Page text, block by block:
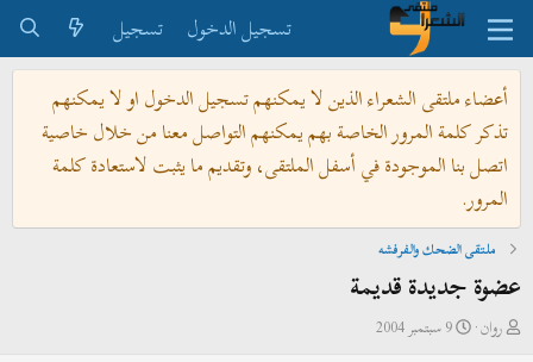
تسجيل الدخول
تسجيل
أعضاء ملتقى الشعراء الذين لا يمكنهم تسجيل الدخول او لا يمكنهم
تذكر كلمة المرور الخاصة بهم يمكنهم التواصل معنا من خلال خاصية
اتصل بنا الموجودة في أسفل الملتقى، وتقديم ما يثبت لاستعادة كلمة
المرور.
ملتقى الضحك والفرفشه
عضوة جديدة قديمة
بروان
ت9 سبتمبر 2004